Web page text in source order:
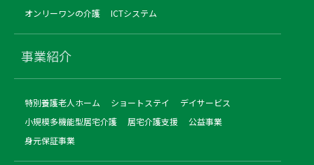
オンリーワンの介護 ICTシステム
事業紹介
特別養護老人ホーム ショートステイ
デイサービス
小規模多機能型居宅介護
居宅介護支援
公益事業
身元保証事業